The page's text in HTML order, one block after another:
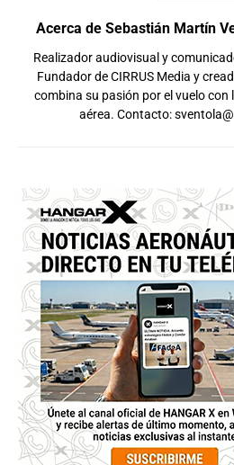
Acerca de Sebastián Martín
Realizador audiovisual y
Fundador de CIRRUS Media y
combina su pasión por el vuelo
aérea. Contacto: